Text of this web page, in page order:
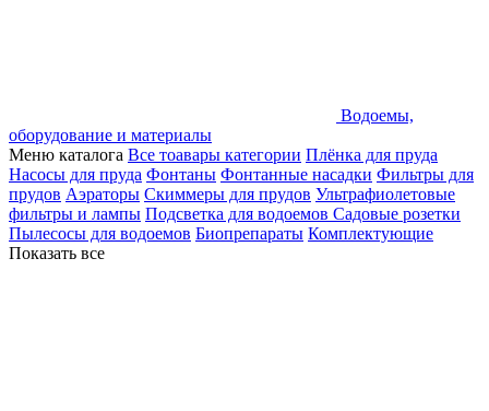
Водоемы,
оборудование и материалы
Меню каталога Все тоавары категории Плёнка для пруда
Насосы для пруда Фонтаны Фонтанные насадки Фильтры для
прудов Аэраторы Скиммеры для прудов Ультрафиолетовые
фильтры и лампы Подсветка для водоемов Садовые розетки
Пылесосы для водоемов Биопрепараты Комплектующие
Показать все